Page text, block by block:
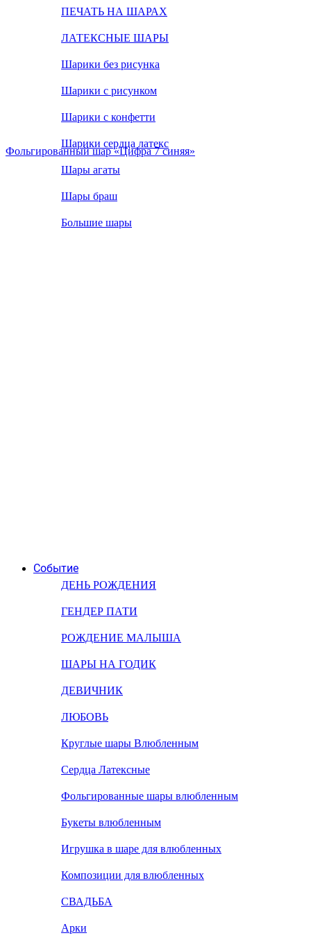
ПЕЧАТЬ НА ШАРАХ
ЛАТЕКСНЫЕ ШАРЫ
Шарики без рисунка
Шарики с рисунком
Шарики с конфетти
Шарики сердца латекс
Шары агаты
Шары браш
Большие шары
Событие
ДЕНЬ РОЖДЕНИЯ
ГЕНДЕР ПАТИ
РОЖДЕНИЕ МАЛЫША
ШАРЫ НА ГОДИК
ДЕВИЧНИК
ЛЮБОВЬ
Круглые шары Влюбленным
Сердца Латексные
Фольгированные шары влюбленным
Букеты влюбленным
Игрушка в шаре для влюбленных
Композиции для влюбленных
СВАДЬБА
Арки
Фольгированный шар «Цифра 7 синяя»